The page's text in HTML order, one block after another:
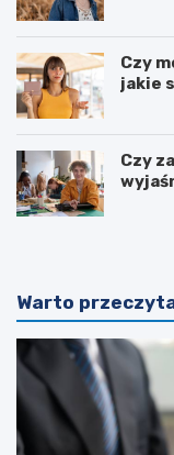
Czy
jakie
Czy
Warto